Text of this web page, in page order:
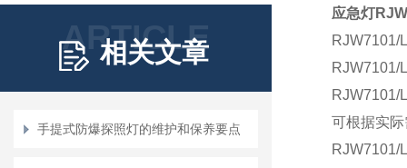
ARTICLE
相关文章
手提式防爆探照灯的维护和保养要点
应急灯
RJW7101/
RJW7101/
RJW7101/
可根据实
RJW7101/